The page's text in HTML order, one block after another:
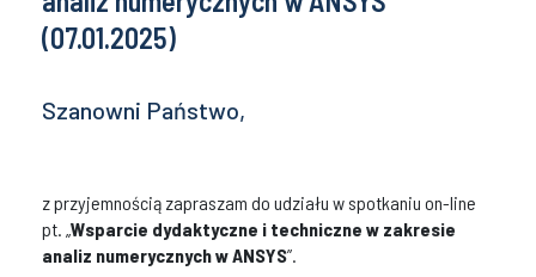
(07.01.2025)
Szanowni Państwo,
z przyjemnością zapraszam do udziału w spotkaniu on-line
pt. „ Wsparcie dydaktyczne i techniczne w zakresie
analiz numerycznych w ANSYS”.